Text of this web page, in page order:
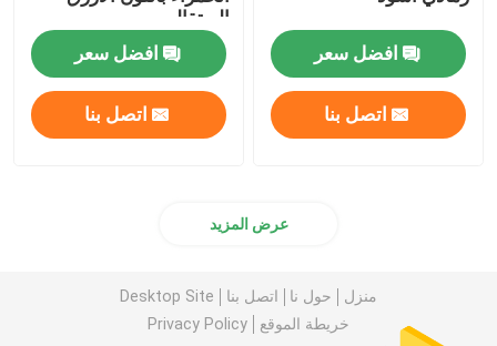
افضل سعر
اتصل بنا
البرتقالي
افضل سعر
اتصل بنا
عرض المزيد
منزل حول نا اتصل بنا
Desktop Site
خريطة الموقع
Privacy Policy